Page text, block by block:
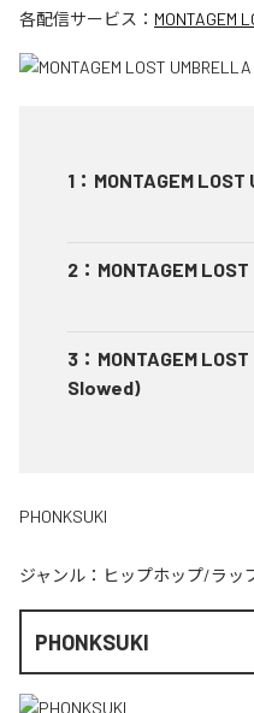
各配信サービス： MONTAGEM
1 ： MONTAGEM LOST
2 ： MONTAGEM
3 ： MONTAGEM
Slowed)
PHONKSUKI
ジャンル： ヒップホップ/ラッ
PHONKSUKI